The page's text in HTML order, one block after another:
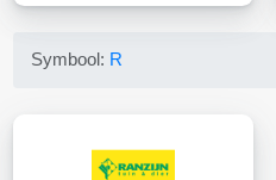
Symbool: R